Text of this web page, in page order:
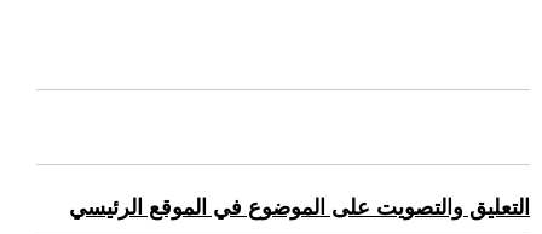
التعليق والتصويت على الموضوع في الموقع الرئيسي